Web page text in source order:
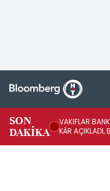
SON
DAKİKA
VAKIFLAR
KÂR AÇIKLADI,